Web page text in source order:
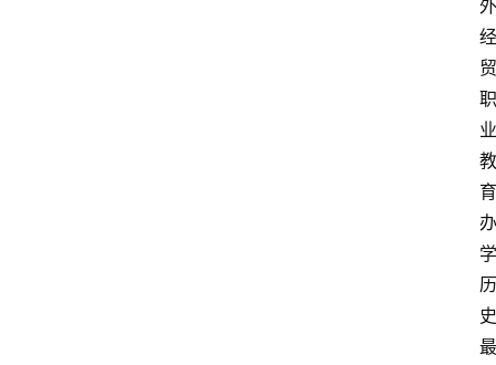
外
经
贸
职
业
教
育
办
学
历
史
最